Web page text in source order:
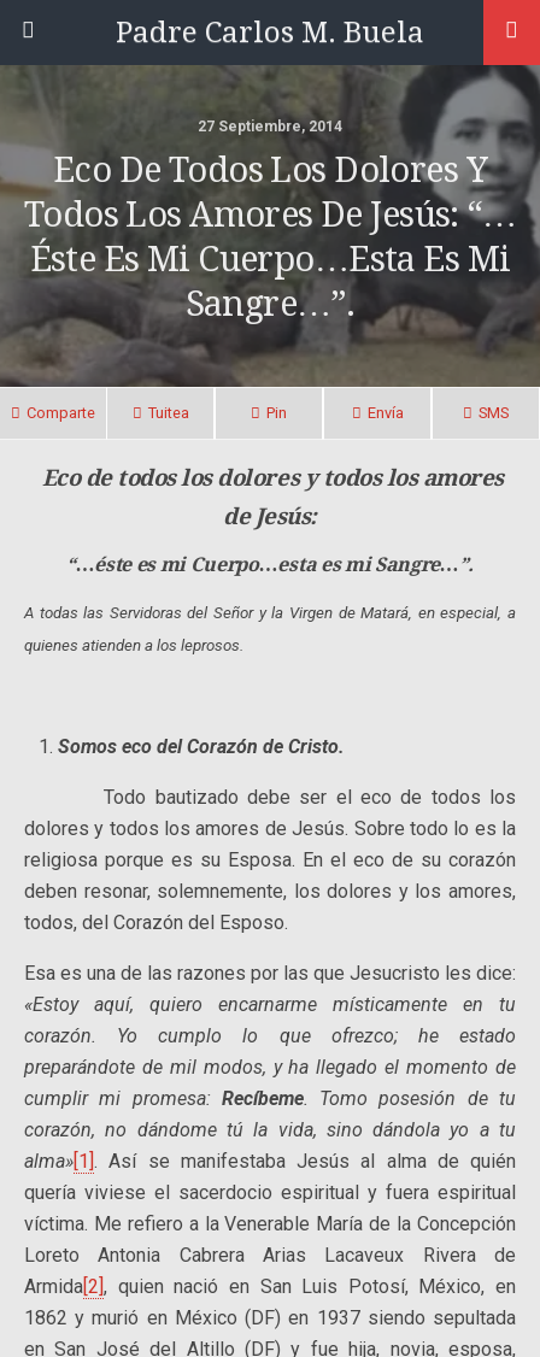
Padre Carlos M. Buela
27 Septiembre, 2014
Eco De Todos Los Dolores Y
Todos Los Amores De Jesús: “…
Éste Es Mi Cuerpo…esta Es Mi
Sangre…”.
Comparte Tuitea Pin Envía SMS
Eco de todos los dolores y todos los amores
de Jesús:
“…éste es mi Cuerpo…esta es mi Sangre…”.
A todas las Servidoras del Señor y la Virgen de Matará, en especial, a
quienes atienden a los leprosos.
Somos eco del Corazón de Cristo.
Todo bautizado debe ser el eco de todos los
dolores y todos los amores de Jesús. Sobre todo lo es la
religiosa porque es su Esposa. En el eco de su corazón
deben resonar, solemnemente, los dolores y los amores,
todos, del Corazón del Esposo.
Esa es una de las razones por las que Jesucristo les dice:
«Estoy aquí, quiero encarnarme místicamente en tu
corazón. Yo cumplo lo que ofrezco; he estado
preparándote de mil modos, y ha llegado el momento de
cumplir mi promesa: Recíbeme. Tomo posesión de tu
corazón, no dándome tú la vida, sino dándola yo a tu
alma»[1]. Así se manifestaba Jesús al alma de quién
quería viviese el sacerdocio espiritual y fuera espiritual
víctima. Me refiero a la Venerable María de la Concepción
Loreto Antonia Cabrera Arias Lacaveux Rivera de
Armida[2], quien nació en San Luis Potosí, México, en
1862 y murió en México (DF) en 1937 siendo sepultada
en San José del Altillo (DF) y fue hija, novia, esposa,